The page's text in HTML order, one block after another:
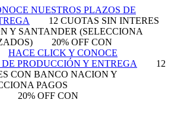
NUESTROS PLAZOS DE
12 CUOTAS SIN INTERES
Y SANTANDER (SELECCIONA
20% OFF CON
HACE CLICK Y CONOCE
PRODUCCIÓN Y ENTREGA
12
CON BANCO NACION Y
PAGOS
20% OFF CON